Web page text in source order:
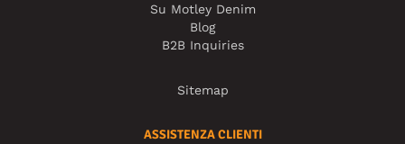
Su Motley Denim
Blog
B2B Inquiries
Sitemap
ASSISTENZA CLIENTI